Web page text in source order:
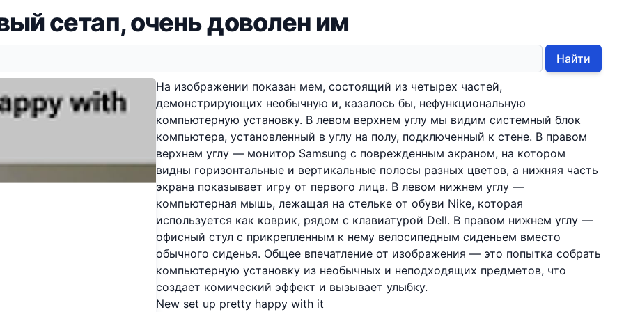
сетап, очень доволен им
Найти
На изображении показан мем, состоящий из четырех частей,
демонстрирующих необычную и, казалось бы, нефункциональную
компьютерную установку. В левом верхнем углу мы видим системный блок
компьютера, установленный в углу на полу, подключенный к стене. В правом
верхнем углу — монитор Samsung с поврежденным экраном, на котором
видны горизонтальные и вертикальные полосы разных цветов, а нижняя часть
экрана показывает игру от первого лица. В левом нижнем углу —
компьютерная мышь, лежащая на стельке от обуви Nike, которая
используется как коврик, рядом с клавиатурой Dell. В правом нижнем углу —
офисный стул с прикрепленным к нему велосипедным сиденьем вместо
обычного сиденья. Общее впечатление от изображения — это попытка собрать
компьютерную установку из необычных и неподходящих предметов, что
создает комический эффект и вызывает улыбку.
New set up pretty happy with it